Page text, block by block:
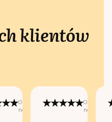
klientów
Opublikowano
na:
na: